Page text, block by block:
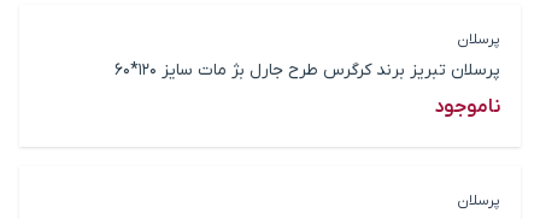
پرسلان
پرسلان تبریز برند کرگرس طرح جارل بژ مات سایز 120*60
ناموجود
پرسلان